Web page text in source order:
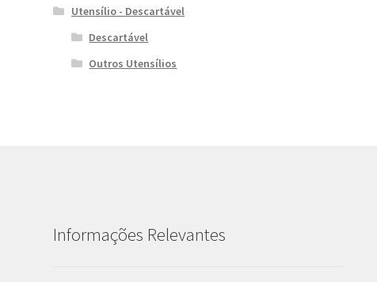
Utensílio - Descartável
Descartável
Outros Utensílios
Informações Relevantes